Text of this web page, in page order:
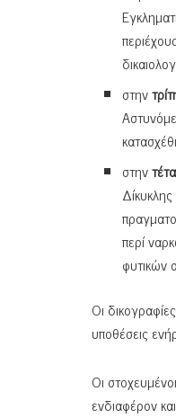
στην
στην
περί
φυτικών
Οι
υποθέσεις
Οι
ενδιαφέρον